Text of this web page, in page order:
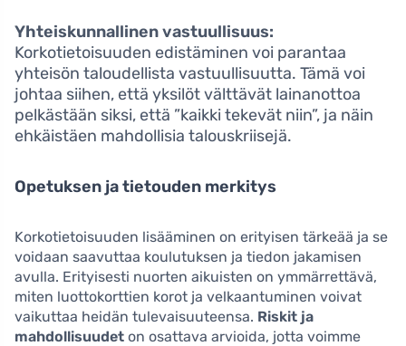
Yhteiskunnallinen vastuullisuus:
Korkotietoisuuden edistäminen voi parantaa
yhteisön taloudellista vastuullisuutta. Tämä voi
johtaa siihen, että yksilöt välttävät lainanottoa
pelkästään siksi, että ”kaikki tekevät niin”, ja näin
ehkäistäen mahdollisia talouskriisejä.
Opetuksen ja tietouden merkitys
Korkotietoisuuden lisääminen on erityisen tärkeää ja se
voidaan saavuttaa koulutuksen ja tiedon jakamisen
avulla. Erityisesti nuorten aikuisten on ymmärrettävä,
miten luottokorttien korot ja velkaantuminen voivat
vaikuttaa heidän tulevaisuuteensa. Riskit ja
mahdollisuudet on osattava arvioida, jotta voimme